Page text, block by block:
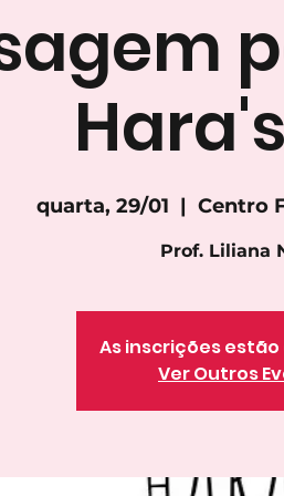
quarta, 29/01
  |
Centro
Prof. Liliana
As inscrições
Ver Outros